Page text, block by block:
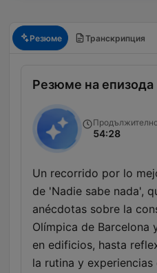
Резюме Транскрипция
Резюме на епизода
54:28
Un recorrido por lo
de 'Nadie sabe nada',
anécdotas sobre la
Olímpica de Barcelona
en edificios, hasta
la rutina y experiencias